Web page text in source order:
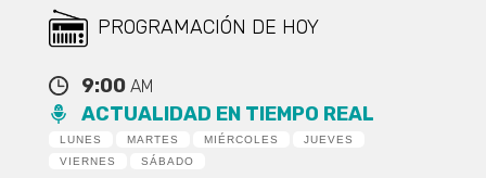
PROGRAMACIÓN DE HOY
9:00 AM
ACTUALIDAD EN TIEMPO REAL
LUNES MARTES MIÉRCOLES
JUEVES
VIERNES
SÁBADO